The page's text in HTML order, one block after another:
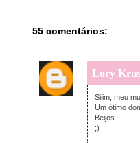
55 comentários:
Lory
Siiim, meu
Um ótimo
Beijos
;)